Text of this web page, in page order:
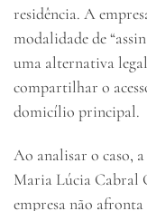
residência. A
modalidade de
uma alternativa
compartilhar o
domicílio principal.
Ao analisar o caso,
Maria Lúcia Cabral
empresa não